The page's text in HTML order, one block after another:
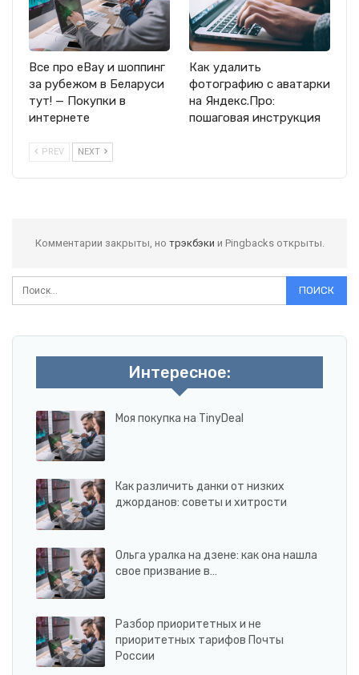
Все про eBay и шоппинг
за рубежом в Беларуси
тут! — Покупки в
интернете
Как удалить
фотографию с аватарки
на Яндекс.Про:
пошаговая инструкция
PREV NEXT
Комментарии закрыты, но трэкбэки и Pingbacks открыты.
Интересное:
Моя покупка на TinyDeal
Как различить данки от низких
джорданов: советы и хитрости
Ольга уралка на дзене: как она нашла
свое призвание в…
Разбор приоритетных и не
приоритетных тарифов Почты
России